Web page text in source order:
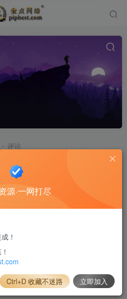
评论
神引擎传奇手游【完美沉默神域乾坤
古三职业-白猪3.0】最新整理Win系
服务端+安卓苹果双端+GM授权物
游戏源码
源·一网打尽
！
Ctrl+D 收藏不迷路 立即加入